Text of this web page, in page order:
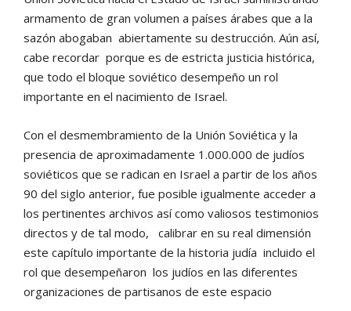
armamento de gran volumen a países árabes que a la
sazón abogaban abiertamente su destrucción. Aún así,
cabe recordar porque es de estricta justicia histórica,
que todo el bloque soviético desempeño un rol
importante en el nacimiento de Israel.
Con el desmembramiento de la Unión Soviética y la
presencia de aproximadamente 1.000.000 de judíos
soviéticos que se radican en Israel a partir de los años
90 del siglo anterior, fue posible igualmente acceder a
los pertinentes archivos así como valiosos testimonios
directos y de tal modo, calibrar en su real dimensión
este capítulo importante de la historia judía incluido el
rol que desempeñaron los judíos en las diferentes
organizaciones de partisanos de este espacio